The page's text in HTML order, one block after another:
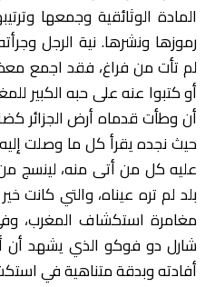
المادة الوثائقية وجمعها
رموزها ونشرها. نية الرجل
لم تأت من فراغ، فقد اجمع
أو كتبوا عنه على حبه الكبير
أن وطأت قدماه أرض الجزائر
حيث نجده يقرأ كل ما وصلت
عليه كل من أتى منه، لينسج
بلد لم تره عيناه، والتي كانت
مغامرة استكشاف المغرب،
شارل دو فوكو الذي يشهد أن
أفادته وبدقة متناهية في